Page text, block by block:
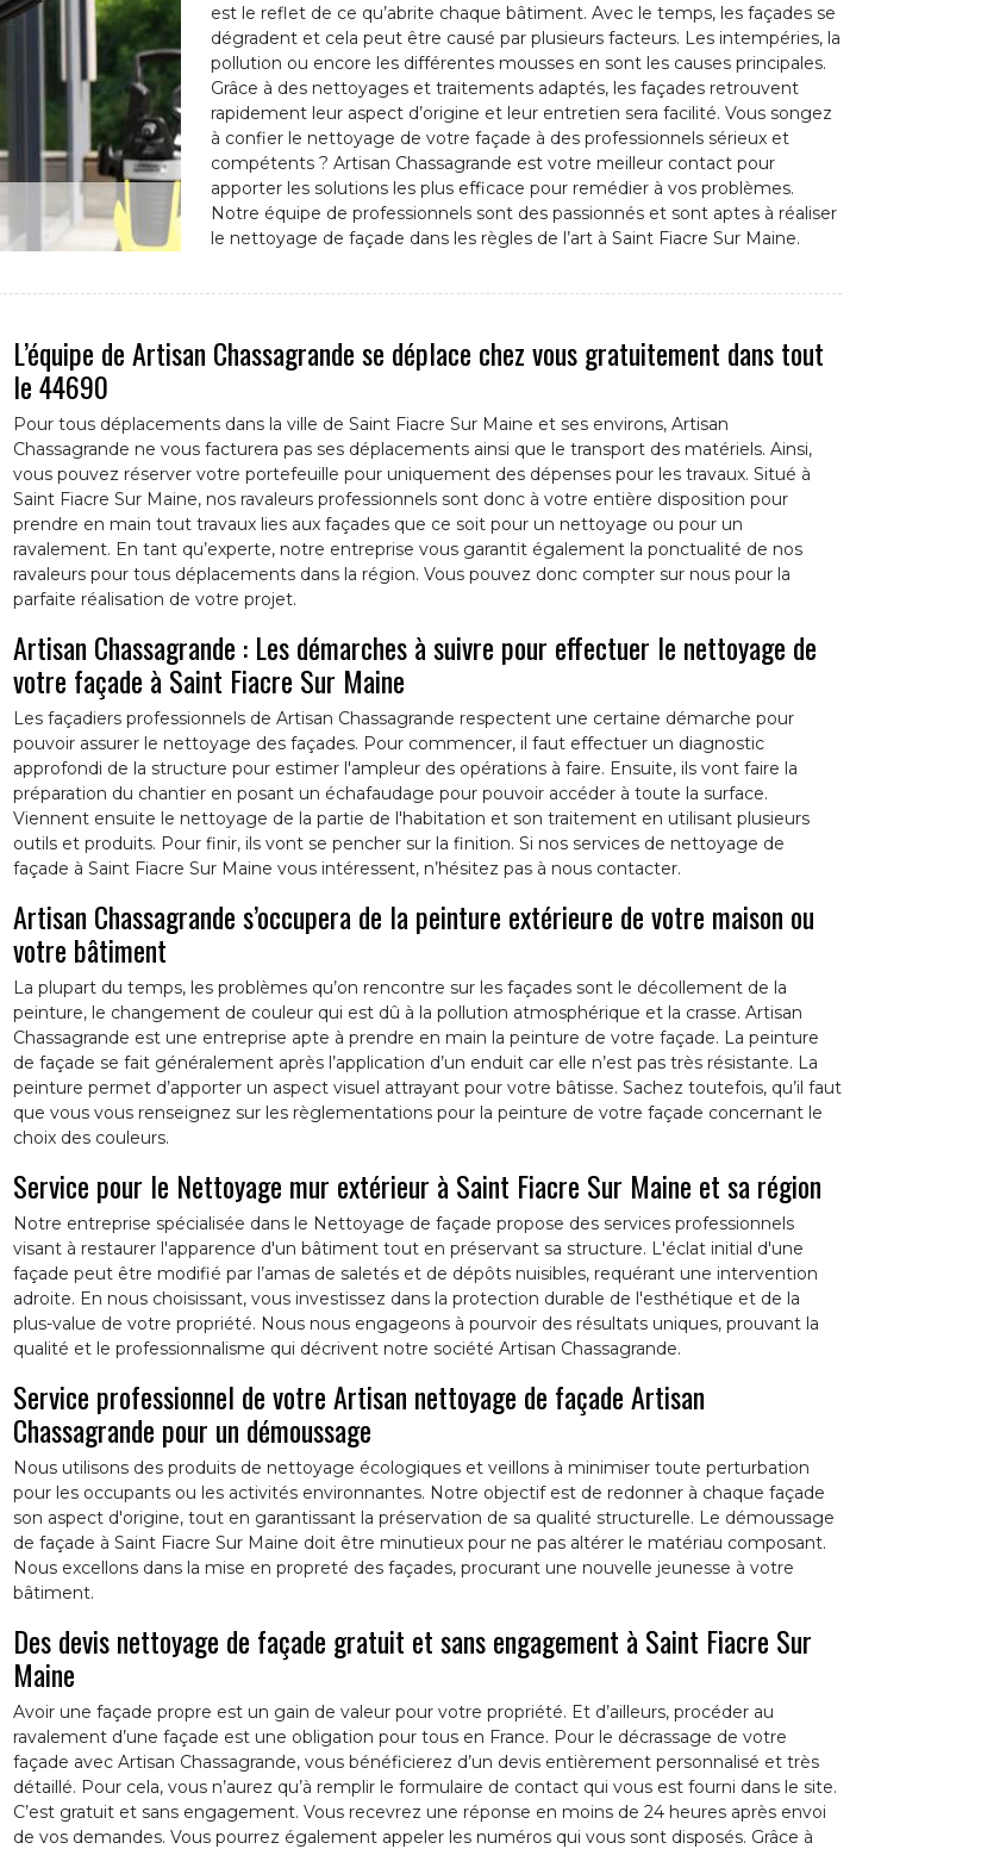
est le reflet de ce qu’abrite chaque bâtiment. Avec le temps, les façades se
dégradent et cela peut être causé par plusieurs facteurs. Les intempéries, la
pollution ou encore les différentes mousses en sont les causes principales.
Grâce à des nettoyages et traitements adaptés, les façades retrouvent
rapidement leur aspect d’origine et leur entretien sera facilité. Vous songez
à confier le nettoyage de votre façade à des professionnels sérieux et
compétents ? Artisan Chassagrande est votre meilleur contact pour
apporter les solutions les plus efficace pour remédier à vos problèmes.
Notre équipe de professionnels sont des passionnés et sont aptes à réaliser
le nettoyage de façade dans les règles de l’art à Saint Fiacre Sur Maine.
L’équipe de Artisan Chassagrande se déplace chez vous gratuitement dans tout
le 44690
Pour tous déplacements dans la ville de Saint Fiacre Sur Maine et ses environs, Artisan
Chassagrande ne vous facturera pas ses déplacements ainsi que le transport des matériels. Ainsi,
vous pouvez réserver votre portefeuille pour uniquement des dépenses pour les travaux. Situé à
Saint Fiacre Sur Maine, nos ravaleurs professionnels sont donc à votre entière disposition pour
prendre en main tout travaux lies aux façades que ce soit pour un nettoyage ou pour un
ravalement. En tant qu’experte, notre entreprise vous garantit également la ponctualité de nos
ravaleurs pour tous déplacements dans la région. Vous pouvez donc compter sur nous pour la
parfaite réalisation de votre projet.
Artisan Chassagrande : Les démarches à suivre pour effectuer le nettoyage de
votre façade à Saint Fiacre Sur Maine
Les façadiers professionnels de Artisan Chassagrande respectent une certaine démarche pour
pouvoir assurer le nettoyage des façades. Pour commencer, il faut effectuer un diagnostic
approfondi de la structure pour estimer l'ampleur des opérations à faire. Ensuite, ils vont faire la
préparation du chantier en posant un échafaudage pour pouvoir accéder à toute la surface.
Viennent ensuite le nettoyage de la partie de l'habitation et son traitement en utilisant plusieurs
outils et produits. Pour finir, ils vont se pencher sur la finition. Si nos services de nettoyage de
façade à Saint Fiacre Sur Maine vous intéressent, n’hésitez pas à nous contacter.
Artisan Chassagrande s’occupera de la peinture extérieure de votre maison ou
votre bâtiment
La plupart du temps, les problèmes qu’on rencontre sur les façades sont le décollement de la
peinture, le changement de couleur qui est dû à la pollution atmosphérique et la crasse. Artisan
Chassagrande est une entreprise apte à prendre en main la peinture de votre façade. La peinture
de façade se fait généralement après l’application d’un enduit car elle n’est pas très résistante. La
peinture permet d’apporter un aspect visuel attrayant pour votre bâtisse. Sachez toutefois, qu’il faut
que vous vous renseignez sur les règlementations pour la peinture de votre façade concernant le
choix des couleurs.
Service pour le Nettoyage mur extérieur à Saint Fiacre Sur Maine et sa région
Notre entreprise spécialisée dans le Nettoyage de façade propose des services professionnels
visant à restaurer l'apparence d'un bâtiment tout en préservant sa structure. L'éclat initial d'une
façade peut être modifié par l’amas de saletés et de dépôts nuisibles, requérant une intervention
adroite. En nous choisissant, vous investissez dans la protection durable de l'esthétique et de la
plus-value de votre propriété. Nous nous engageons à pourvoir des résultats uniques, prouvant la
qualité et le professionnalisme qui décrivent notre société Artisan Chassagrande.
Service professionnel de votre Artisan nettoyage de façade Artisan
Chassagrande pour un démoussage
Nous utilisons des produits de nettoyage écologiques et veillons à minimiser toute perturbation
pour les occupants ou les activités environnantes. Notre objectif est de redonner à chaque façade
son aspect d'origine, tout en garantissant la préservation de sa qualité structurelle. Le démoussage
de façade à Saint Fiacre Sur Maine doit être minutieux pour ne pas altérer le matériau composant.
Nous excellons dans la mise en propreté des façades, procurant une nouvelle jeunesse à votre
bâtiment.
Des devis nettoyage de façade gratuit et sans engagement à Saint Fiacre Sur
Maine
Avoir une façade propre est un gain de valeur pour votre propriété. Et d’ailleurs, procéder au
ravalement d’une façade est une obligation pour tous en France. Pour le décrassage de votre
façade avec Artisan Chassagrande, vous bénéficierez d’un devis entièrement personnalisé et très
détaillé. Pour cela, vous n’aurez qu’à remplir le formulaire de contact qui vous est fourni dans le site.
C’est gratuit et sans engagement. Vous recevrez une réponse en moins de 24 heures après envoi
de vos demandes. Vous pourrez également appeler les numéros qui vous sont disposés. Grâce à